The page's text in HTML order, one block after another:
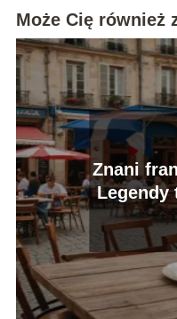
Może Cię również
Znani
Legendy